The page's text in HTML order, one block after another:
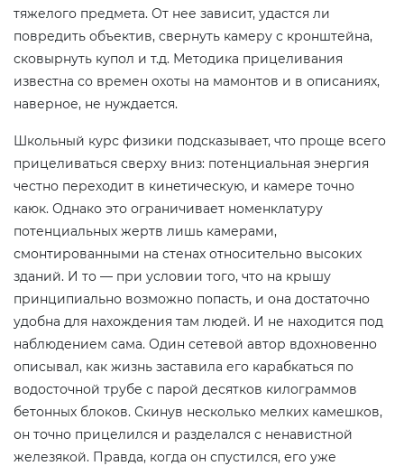
тяжелого предмета. От нее зависит, удастся ли
повредить объектив, свернуть камеру с кронштейна,
сковырнуть купол и т.д. Методика прицеливания
известна со времен охоты на мамонтов и в описаниях,
наверное, не нуждается.
Школьный курс физики подсказывает, что проще всего
прицеливаться сверху вниз: потенциальная энергия
честно переходит в кинетическую, и камере точно
каюк. Однако это ограничивает номенклатуру
потенциальных жертв лишь камерами,
смонтированными на стенах относительно высоких
зданий. И то — при условии того, что на крышу
принципиально возможно попасть, и она достаточно
удобна для нахождения там людей. И не находится под
наблюдением сама. Один сетевой автор вдохновенно
описывал, как жизнь заставила его карабкаться по
водосточной трубе с парой десятков килограммов
бетонных блоков. Скинув несколько мелких камешков,
он точно прицелился и разделался с ненавистной
железякой. Правда, когда он спустился, его уже